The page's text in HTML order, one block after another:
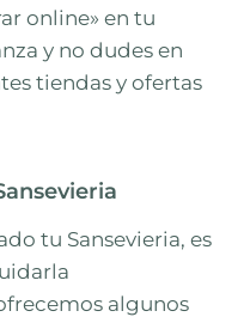
online» en tu
y no dudes en
tiendas y ofertas
tu Sansevieria, es
algunos